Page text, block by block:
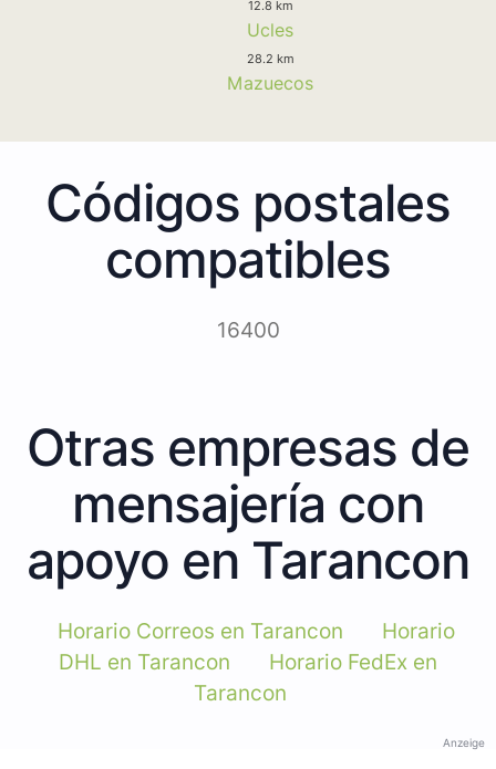
12.8 km
Ucles
28.2 km
Mazuecos
Códigos postales
compatibles
16400
Otras empresas de
mensajería con
apoyo en Tarancon
Horario Correos en Tarancon
Horario
DHL en Tarancon
Horario FedEx en
Tarancon
Anzeige